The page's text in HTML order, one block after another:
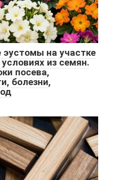
на участке
из семян.
посева,
болезни,